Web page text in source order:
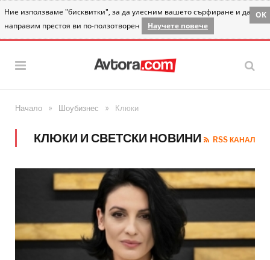
Ние използваме "бисквитки", за да улесним вашето сърфиране и да
направим престоя ви по-ползотворен
Научете повече
OK
Начало » Шоубизнес » Клюки
КЛЮКИ И СВЕТСКИ НОВИНИ RSS КАНАЛ